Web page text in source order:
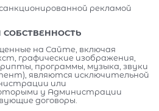
рекламой
СОБСТВЕННОСТЬ
на Сайте, включая
графические изображения,
программы, музыка, звуки
являются исключительной
или
у Администрации
договоры.